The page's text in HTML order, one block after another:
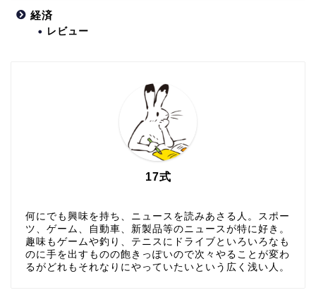
経済
レビュー
17式
何にでも興味を持ち、ニュースを読みあさる人。スポー
ツ、ゲーム、自動車、新製品等のニュースが特に好き。
趣味もゲームや釣り、テニスにドライブといろいろなも
のに手を出すものの飽きっぽいので次々やることが変わ
るがどれもそれなりにやっていたいという広く浅い人。